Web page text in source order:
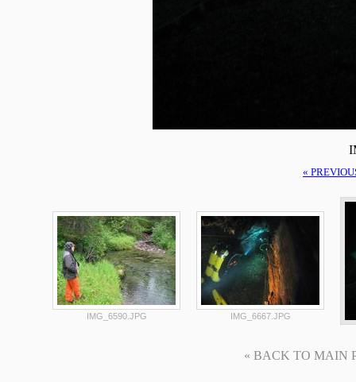
«
IMG_6590.JPG IMG_6667.JPG
« BACK TO MAIN